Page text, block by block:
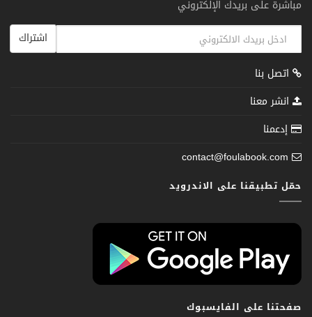
مباشرة على بريدك الإلكتروني
اشتراك
اتصل بنا
انشر معنا
إدعمنا
contact@foulabook.com
حمّل تطبيقنا على الاندرويد
صفحتنا على الفايسبوك